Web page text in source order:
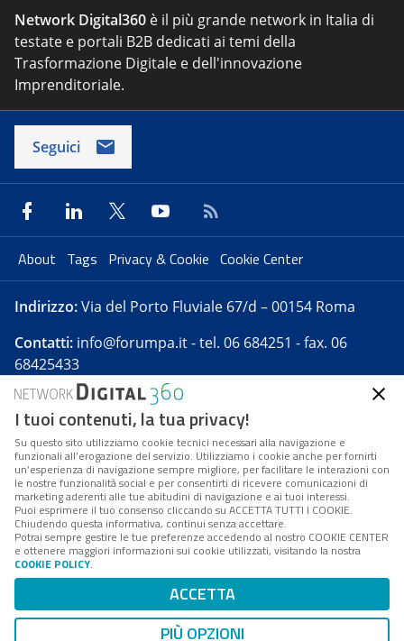
Network Digital360 è il più grande network in Italia di
testate e portali B2B dedicati ai temi della
Trasformazione Digitale e dell'innovazione
Imprenditoriale.
Seguici
About Tags Privacy & Cookie Cookie Center
Indirizzo:Via del Porto Fluviale 67/d – 00154 Roma
Contatti: info@forumpa.it- tel. 06 684251 - fax. 06
68425433
Forumpa.itè una pubblicazione telematica iscritta
presso Registro della stampa del Tribunale di Roma -
Reg. n. 182 del 2 maggio 2008 - Direttore resp. Michela
Stentella
FPA s.r.l. è società soggetta a Direzione e
Coordinamento da parte di Digital360 S.p.A. - FPA s.r.l.
è un'azienda certificata per il sistema di management
Codice Fiscale/Partita IVA n. 10693191008 - R.E.A. Roma
n. 1249791. ISP AWS
Mappa del sito
I tuoi contenuti, la tua privacy!
Su questo sito utilizziamo cookie tecnici necessari alla navigazione e
funzionali all’erogazione del servizio. Utilizziamo i cookie anche per fornirti
un’esperienza di navigazione sempre migliore, per facilitare le interazioni con
le nostre funzionalità social e per consentirti di ricevere comunicazioni di
marketing aderenti alle tue abitudini di navigazione e ai tuoi interessi.
Puoi esprimere il tuo consenso cliccando su ACCETTA TUTTI I COOKIE.
Chiudendo questa informativa, continui senza accettare.
Potrai sempre gestire le tue preferenze accedendo al nostro COOKIE CENTER
e ottenere maggiori informazioni sui cookie utilizzati, visitando la nostra
COOKIE POLICY.
ACCETTA
PIÙ OPZIONI